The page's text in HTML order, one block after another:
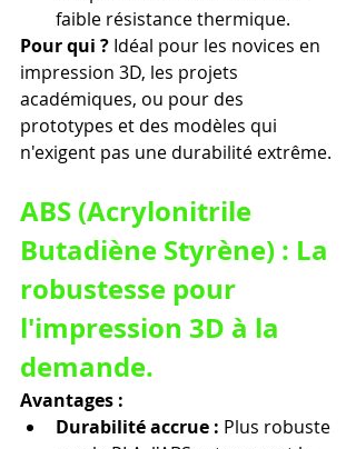
faible résistance thermique.
Pour qui ? Idéal pour les novices en
impression 3D, les projets
académiques, ou pour des
prototypes et des modèles qui
n'exigent pas une durabilité extrême.
ABS (Acrylonitrile
Butadiène Styrène) : La
robustesse pour
l'impression 3D à la
demande.
Avantages :
Durabilité accrue : Plus robuste